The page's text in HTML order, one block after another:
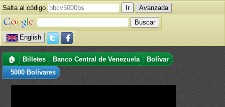
Salta al código
Avanzada
English
🏠 Billetes Banco Central de Venezuela
Bolívar
5000 Bolívares